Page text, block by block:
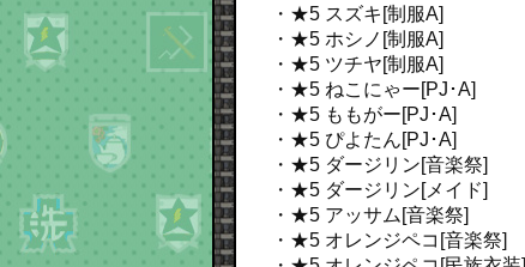
・★5 スズキ[制服A]
・★5 ホシノ[制服A]
・★5 ツチヤ[制服A]
・★5 ねこにゃー[PJ･A]
・★5 ももがー[PJ･A]
・★5 ぴよたん[PJ･A]
・★5 ダージリン[音楽祭]
・★5 ダージリン[メイド]
・★5 アッサム[音楽祭]
・★5 オレンジペコ[音楽祭]